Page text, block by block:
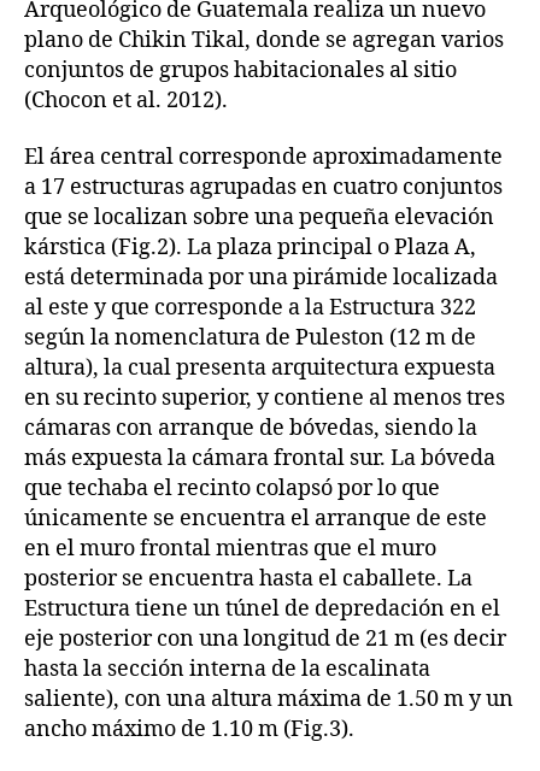
Arqueológico de Guatemala realiza un nuevo
plano de Chikin Tikal, donde se agregan varios
conjuntos de grupos habitacionales al sitio
(Chocon et al. 2012).
El área central corresponde aproximadamente
a 17 estructuras agrupadas en cuatro conjuntos
que se localizan sobre una pequeña elevación
kárstica (Fig.2). La plaza principal o Plaza A,
está determinada por una pirámide localizada
al este y que corresponde a la Estructura 322
según la nomenclatura de Puleston (12 m de
altura), la cual presenta arquitectura expuesta
en su recinto superior, y contiene al menos tres
cámaras con arranque de bóvedas, siendo la
más expuesta la cámara frontal sur. La bóveda
que techaba el recinto colapsó por lo que
únicamente se encuentra el arranque de este
en el muro frontal mientras que el muro
posterior se encuentra hasta el caballete. La
Estructura tiene un túnel de depredación en el
eje posterior con una longitud de 21 m (es decir
hasta la sección interna de la escalinata
saliente), con una altura máxima de 1.50 m y un
ancho máximo de 1.10 m (Fig.3).